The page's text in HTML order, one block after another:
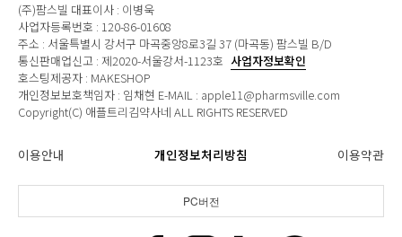
(주)팜스빌 대표이사 : 이병욱
사업자등록번호 : 120-86-01608
주소 : 서울특별시 강서구 마곡중앙8로3길 37 (마곡동) 팜스빌 B/D
통신판매업신고 : 제2020-서울강서-1123호 사업자정보확인
호스팅제공자 : MAKESHOP
개인정보보호책임자 : 임채현 E-MAIL : apple11@pharmsville.com
Copyright(C) 애플트리김약사네 ALL RIGHTS RESERVED
이용안내 개인정보처리방침 이용약관
PC버전